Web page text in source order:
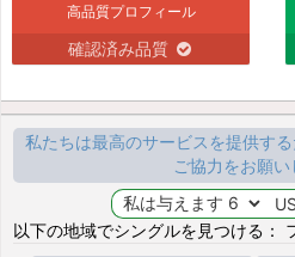
高品質プロフィール
確認済み品質
私たちは最高のサービスを提供す
ご協力をお願い
以下の地域でシングルを見つける：